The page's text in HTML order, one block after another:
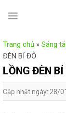
Trang chủ » Sáng
ĐÈN BÍ ĐỎ
LỒNG ĐÈN
Cập nhật ngày: 28/